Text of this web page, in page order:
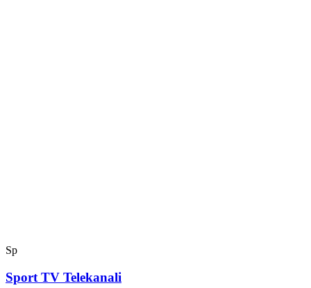
Sp
Sport TV Telekanali